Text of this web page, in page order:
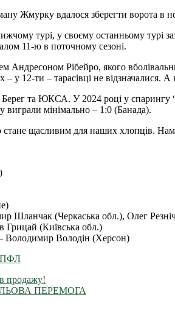
Жмурку вдалося зберегти ворота в
турі, у своєму останньому турі
11-ю в поточному сезоні.
Андресоном Рібейро, якого
у 12-ти – тарасівці не відзначалися.
Берег та ЮКСА. У 2024 році у
виграли мінімально – 1:0 (Банада).
щасливим для наших хлопців.
Шланчак (Черкаська обл.), Олег
Грицай (Київська обл.)
Володимир Володін (Херсон)
ПФЛ
продажу!
ПЕРЕМОГА